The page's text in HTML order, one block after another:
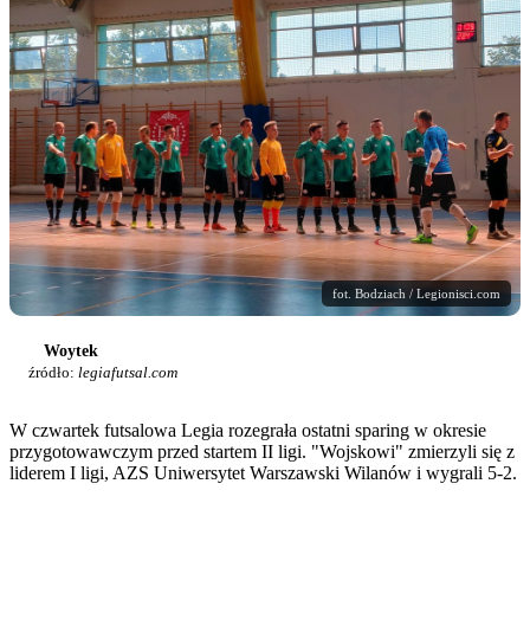
fot. Bodziach / Legionisci.com
Woytek
źródło: legiafutsal.com
W czwartek futsalowa Legia rozegrała ostatni sparing w okresie
przygotowawczym przed startem II ligi. "Wojskowi" zmierzyli się z
liderem I ligi, AZS Uniwersytet Warszawski Wilanów i wygrali 5-2.